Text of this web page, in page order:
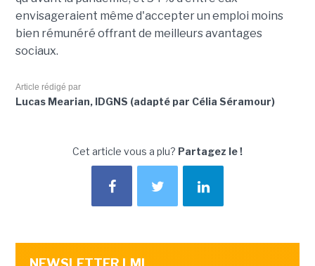
envisageraient même d'accepter un emploi moins
bien rémunéré offrant de meilleurs avantages
sociaux.
Article rédigé par
Lucas Mearian, IDGNS (adapté par Célia Séramour)
Cet article vous a plu? Partagez le !